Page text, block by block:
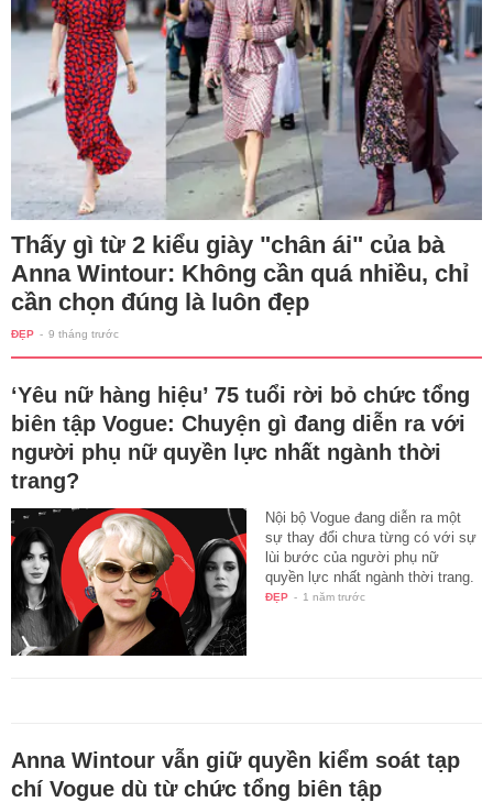
Thấy gì từ 2 kiểu giày "chân ái" của bà
Anna Wintour: Không cần quá nhiều, chỉ
cần chọn đúng là luôn đẹp
ĐẸP - 9 tháng trước
‘Yêu nữ hàng hiệu’ 75 tuổi rời bỏ chức tổng
biên tập Vogue: Chuyện gì đang diễn ra với
người phụ nữ quyền lực nhất ngành thời
trang?
Nội bộ Vogue đang diễn ra một
sự thay đổi chưa từng có với sự
lùi bước của người phụ nữ
quyền lực nhất ngành thời trang.
ĐẸP - 1 năm trước
Anna Wintour vẫn giữ quyền kiểm soát tạp
chí Vogue dù từ chức tổng biên tập